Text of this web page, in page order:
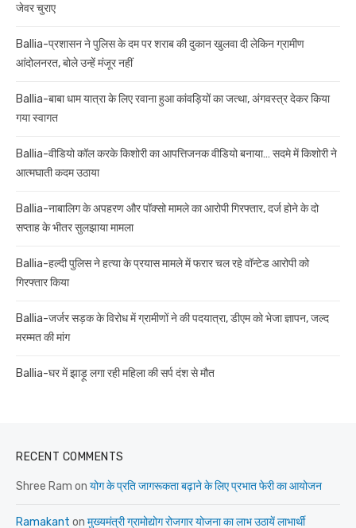
जेवर चुराए
Ballia-प्रशासन ने पुलिस के दम पर शराब की दुकान खुलवा दी लेकिन ग्रामीण
आंदोलनरत, बोले उन्हें मंजूर नहीं
Ballia-बाबा धाम यात्रा के लिए रवाना हुआ कांवड़ियों का जत्था, अंगवस्त्र देकर किया
गया स्वागत
Ballia-वीडियो कॉल करके किशोरी का आपत्तिजनक वीडियो बनाया… सदमे में किशोरी ने
आत्मघाती कदम उठाया
Ballia-नाबालिग के अपहरण और पॉक्सो मामले का आरोपी गिरफ्तार, दर्ज होने के दो
सप्ताह के भीतर सुलझाया मामला
Ballia-हल्दी पुलिस ने हत्या के प्रयास मामले में फरार चल रहे वॉन्टेड आरोपी को
गिरफ्तार किया
Ballia-जर्जर सड़क के विरोध में ग्रामीणों ने की पदयात्रा, डीएम को भेजा ज्ञापन, जल्द
मरम्मत की मांग
Ballia-घर में झाड़ू लगा रही महिला की सर्प दंश से मौत
RECENT COMMENTS
Shree Ram on योग के प्रति जागरूकता बढ़ाने के लिए प्रभात फेरी का आयोजन
Ramakant on मुख्यमंत्री ग्रामोद्योग रोजगार योजना का लाभ उठायें लाभार्थी